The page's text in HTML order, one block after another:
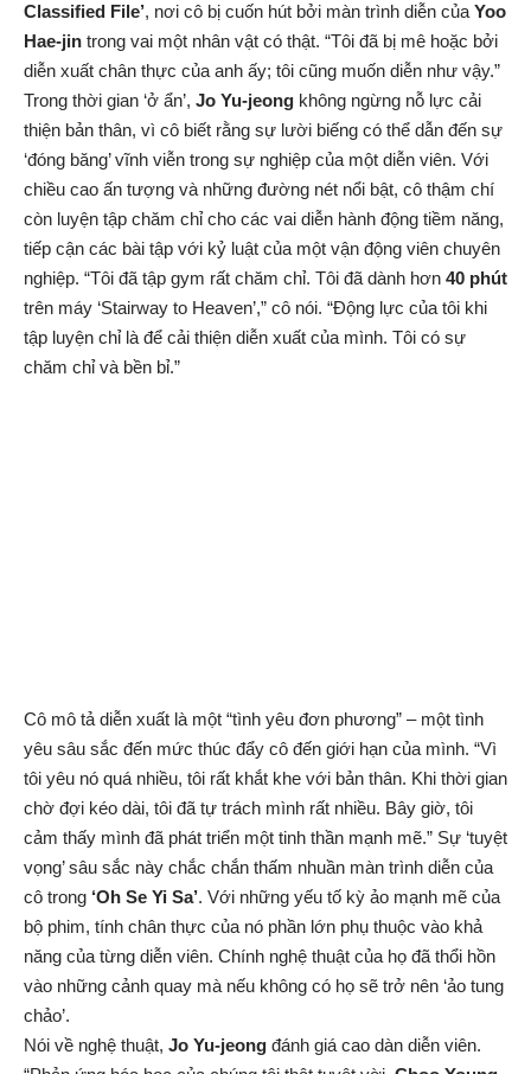
Classified File’, nơi cô bị cuốn hút bởi màn trình diễn của Yoo
Hae-jin trong vai một nhân vật có thật. “Tôi đã bị mê hoặc bởi
diễn xuất chân thực của anh ấy; tôi cũng muốn diễn như vậy.”
Trong thời gian ‘ở ẩn’, Jo Yu-jeong không ngừng nỗ lực cải
thiện bản thân, vì cô biết rằng sự lười biếng có thể dẫn đến sự
‘đóng băng’ vĩnh viễn trong sự nghiệp của một diễn viên. Với
chiều cao ấn tượng và những đường nét nổi bật, cô thậm chí
còn luyện tập chăm chỉ cho các vai diễn hành động tiềm năng,
tiếp cận các bài tập với kỷ luật của một vận động viên chuyên
nghiệp. “Tôi đã tập gym rất chăm chỉ. Tôi đã dành hơn 40 phút
trên máy ‘Stairway to Heaven’,” cô nói. “Động lực của tôi khi
tập luyện chỉ là để cải thiện diễn xuất của mình. Tôi có sự
chăm chỉ và bền bỉ.”
Cô mô tả diễn xuất là một “tình yêu đơn phương” – một tình
yêu sâu sắc đến mức thúc đẩy cô đến giới hạn của mình. “Vì
tôi yêu nó quá nhiều, tôi rất khắt khe với bản thân. Khi thời gian
chờ đợi kéo dài, tôi đã tự trách mình rất nhiều. Bây giờ, tôi
cảm thấy mình đã phát triển một tinh thần mạnh mẽ.” Sự ‘tuyệt
vọng’ sâu sắc này chắc chắn thấm nhuần màn trình diễn của
cô trong ‘Oh Se Yi Sa’. Với những yếu tố kỳ ảo mạnh mẽ của
bộ phim, tính chân thực của nó phần lớn phụ thuộc vào khả
năng của từng diễn viên. Chính nghệ thuật của họ đã thổi hồn
vào những cảnh quay mà nếu không có họ sẽ trở nên ‘ảo tung
chảo’.
Nói về nghệ thuật, Jo Yu-jeong đánh giá cao dàn diễn viên.